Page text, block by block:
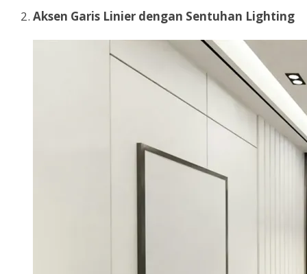
Aksen Garis Linier dengan Sentuhan Lighting